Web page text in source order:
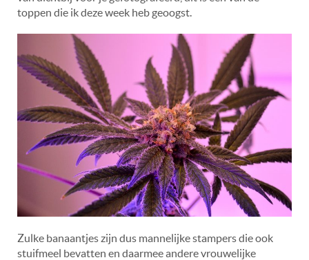
toppen die ik deze week heb geoogst.
Zulke banaantjes zijn dus mannelijke stampers die ook
stuifmeel bevatten en daarmee andere vrouwelijke